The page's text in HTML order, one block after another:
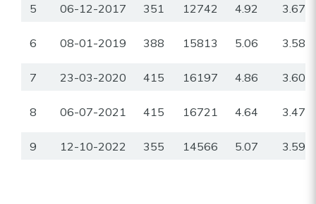
5 06-12-2017 351 12742 4.92 3.67
6 08-01-2019 388 15813 5.06 3.58
7 23-03-2020 415 16197 4.86 3.60
8 06-07-2021 415 16721 4.64 3.47
9 12-10-2022 355 14566 5.07 3.59